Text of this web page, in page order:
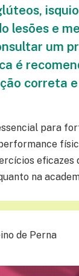
lesões e
um
é
correta
para
eficazes
na